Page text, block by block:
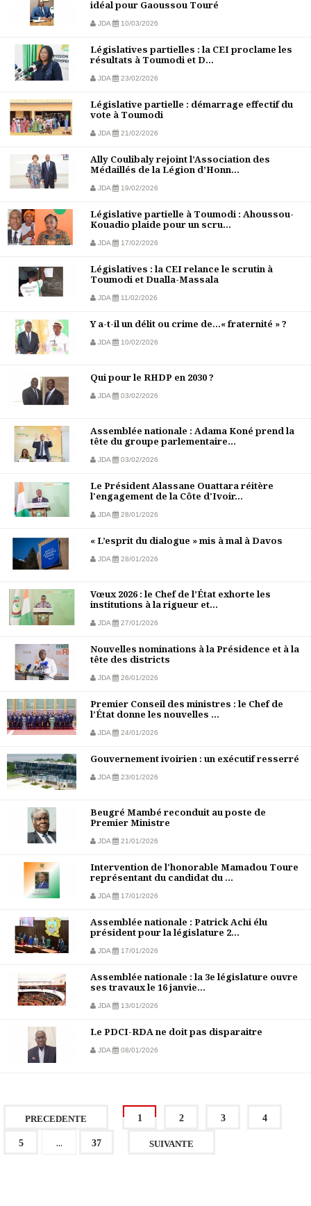
idéal pour Gaoussou Touré
JDA 10/03/2026
Législatives partielles : la CEI proclame les
résultats à Toumodi et D...
JDA 23/02/2026
Législative partielle : démarrage effectif du
vote à Toumodi
JDA 21/02/2026
Ally Coulibaly rejoint l’Association des
Médaillés de la Légion d’Honn...
JDA 19/02/2026
Législative partielle à Toumodi : Ahoussou-
Kouadio plaide pour un scru...
JDA 17/02/2026
Législatives : la CEI relance le scrutin à
Toumodi et Dualla-Massala
JDA 11/02/2026
Y a-t-il un délit ou crime de…« fraternité » ?
JDA 10/02/2026
Qui pour le RHDP en 2030 ?
JDA 03/02/2026
Assemblée nationale : Adama Koné prend la
tête du groupe parlementaire...
JDA 03/02/2026
Le Président Alassane Ouattara réitère
l'engagement de la Côte d'Ivoir...
JDA 28/01/2026
« L’esprit du dialogue » mis à mal à Davos
JDA 28/01/2026
Vœux 2026 : le Chef de l’État exhorte les
institutions à la rigueur et...
JDA 27/01/2026
Nouvelles nominations à la Présidence et à la
tête des districts
JDA 26/01/2026
Premier Conseil des ministres : le Chef de
l’État donne les nouvelles ...
JDA 24/01/2026
Gouvernement ivoirien : un exécutif resserré
JDA 23/01/2026
Beugré Mambé reconduit au poste de
Premier Ministre
JDA 21/01/2026
Intervention de l'honorable Mamadou Toure
représentant du candidat du ...
JDA 17/01/2026
Assemblée nationale : Patrick Achi élu
président pour la législature 2...
JDA 17/01/2026
Assemblée nationale : la 3e législature ouvre
ses travaux le 16 janvie...
JDA 13/01/2026
Le PDCI-RDA ne doit pas disparaitre
JDA 08/01/2026
PRECEDENTE 1 2 3 4
5 ... 37 SUIVANTE